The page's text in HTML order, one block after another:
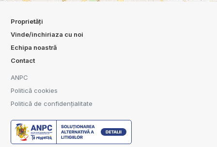
Proprietăți
Vinde/inchiriaza cu noi
Echipa noastră
Contact
ANPC
Politică cookies
Politică de confidențialitate